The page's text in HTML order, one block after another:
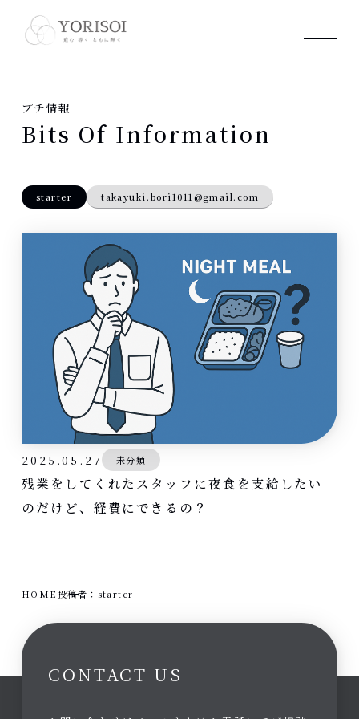
プチ情報
Bits Of Information
starter takayuki.bori1011@gmail.com
2025.05.27 未分類
残業をしてくれたスタッフに夜食を支給したい
のだけど、経費にできるの？
HOME投稿者：starter
CONTACT US